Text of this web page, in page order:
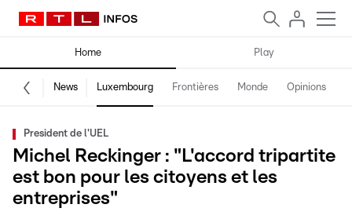
Home Play
News Luxembourg Frontières Monde Opinions
President de l'UEL
Michel Reckinger : "L'accord tripartite
est bon pour les citoyens et les
entreprises"